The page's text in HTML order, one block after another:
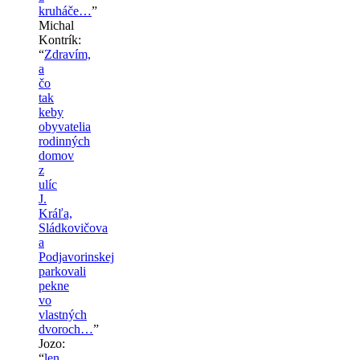
kruháče…”
Michal
Kontrík:
“Zdravím,
a
čo
tak
keby
obyvatelia
rodinných
domov
z
ulíc
J.
Kráľa,
Sládkovičova
a
Podjavorinskej
parkovali
pekne
vo
vlastných
dvoroch…”
Jozo: